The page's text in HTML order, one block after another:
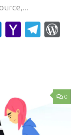
Yahoo
0